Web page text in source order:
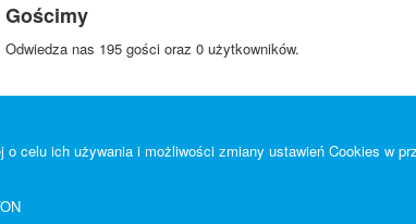
Gościmy
Odwiedza nas 195 gości oraz 0 użytkowników.
celu ich używania i możliwości zmiany ustawień Cookies w